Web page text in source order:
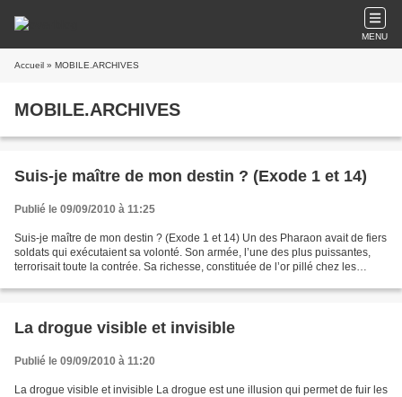
MENU
Accueil » MOBILE.ARCHIVES
MOBILE.ARCHIVES
Suis-je maître de mon destin ? (Exode 1 et 14)
Publié le 09/09/2010 à 11:25
Suis-je maître de mon destin ? (Exode 1 et 14) Un des Pharaon avait de fiers
soldats qui exécutaient sa volonté. Son armée, l’une des plus puissantes,
terrorisait toute la contrée. Sa richesse, constituée de l’or pillé chez les
La drogue visible et invisible
Publié le 09/09/2010 à 11:20
La drogue visible et invisible La drogue est une illusion qui permet de fuir les